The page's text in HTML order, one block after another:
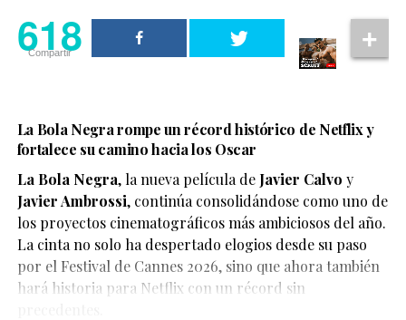
Según el medio estadounidense, Marvel Studios realizó
618
Compartir
La Bola Negra rompe un récord histórico de Netflix y
fortalece su camino hacia los Oscar
La Bola Negra, la nueva película de Javier Calvo y
Javier Ambrossi, continúa consolidándose como uno de
los proyectos cinematográficos más ambiciosos del año.
La cinta no solo ha despertado elogios desde su paso
por el Festival de Cannes 2026, sino que ahora también
hará historia para Netflix con un récord sin